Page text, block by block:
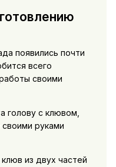
появились почти
всего
своими
голову с клювом,
своими руками
из двух частей